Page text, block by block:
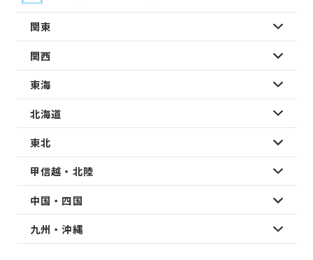
関東
関西
東海
北海道
東北
甲信越・北陸
中国・四国
九州・沖縄